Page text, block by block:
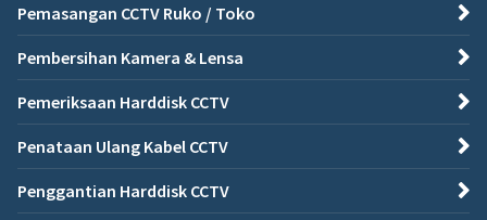
Pemasangan CCTV Ruko / Toko
Pembersihan Kamera & Lensa
Pemeriksaan Harddisk CCTV
Penataan Ulang Kabel CCTV
Penggantian Harddisk CCTV